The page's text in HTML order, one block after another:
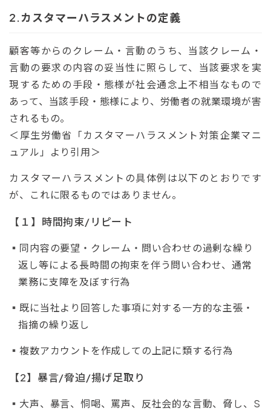
カスタマーハラスメントの定義
顧客等からのクレーム・言動のうち、当該クレーム・
言動の要求の内容の妥当性に照らして、当該要求を実
現するための手段・態様が社会通念上不相当なもので
あって、当該手段・態様により、労働者の就業環境が害
されるもの。
＜厚生労働省「カスタマーハラスメント対策企業マニ
ュアル」より引用＞
カスタマーハラスメントの具体例は以下のとおりです
が、これに限るものではありません。
【１】時間拘束/リピート
同内容の要望・クレーム・問い合わせの過剰な繰り
返し等による長時間の拘束を伴う問い合わせ、通常
業務に支障を及ぼす行為
既に当社より回答した事項に対する一方的な主張・
指摘の繰り返し
複数アカウントを作成しての上記に類する行為
【2】暴言/脅迫/揚げ足取り
大声、暴言、恫喝、罵声、反社会的な言動、脅し、S